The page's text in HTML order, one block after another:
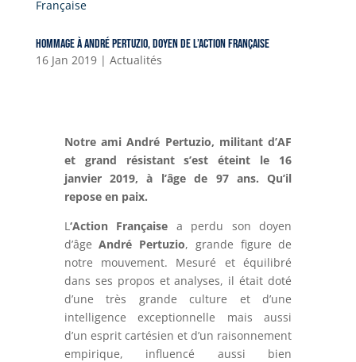
Hommage à André PERTUZIO, Doyen de l’Action Française
16 Jan 2019| Actualités
Notre ami André Pertuzio, militant d’AF
et grand résistant s’est éteint le 16
janvier 2019, à l’âge de 97 ans. Qu’il
repose en paix.
L‘Action Française a perdu son doyen
d’âge André Pertuzio, grande figure de
notre mouvement. Mesuré et équilibré
dans ses propos et analyses, il était doté
d’une très grande culture et d’une
intelligence exceptionnelle mais aussi
d’un esprit cartésien et d’un raisonnement
empirique, influencé aussi bien